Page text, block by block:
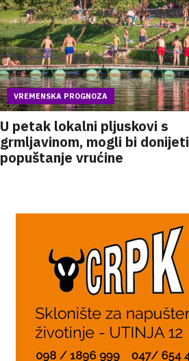
VREMENSKA PROGNOZA
U petak lokalni pljuskovi s
grmljavinom, mogli bi donijeti
popuštanje vrućine